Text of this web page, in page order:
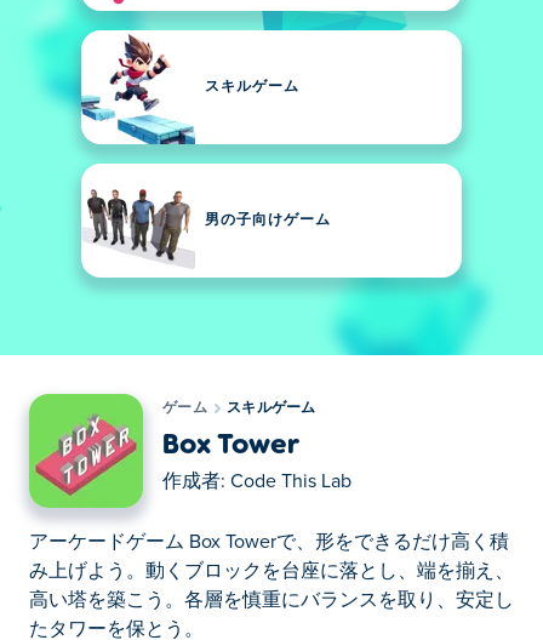
スキルゲーム
男の子向けゲーム
ゲーム スキルゲーム
Box Tower
作成者: Code This Lab
アーケードゲーム Box Towerで、形をできるだけ高く積
み上げよう。動くブロックを台座に落とし、端を揃え、
高い塔を築こう。各層を慎重にバランスを取り、安定し
たタワーを保とう。